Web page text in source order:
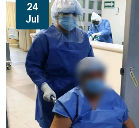
24
Jul